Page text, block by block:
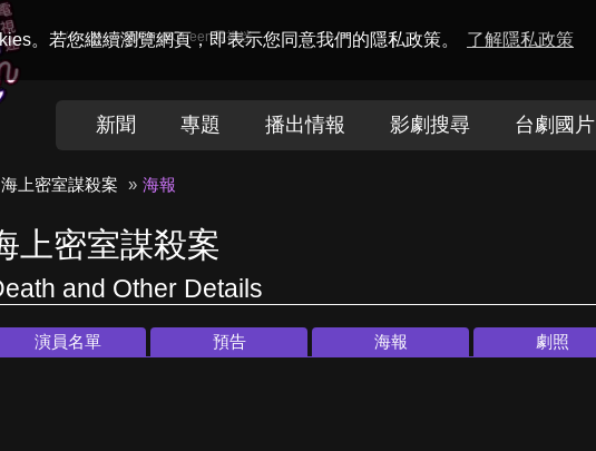
。若您繼續瀏覽網頁，即表示您同意我們的隱私政策。 了解隱私政策
Welcome toDramaQueen電視迷
新聞 專題 播出情報 影劇搜尋 台劇國片
海上密室謀殺案 海報
上密室謀殺案
and Other Details
演員名單 預告 海報 劇照